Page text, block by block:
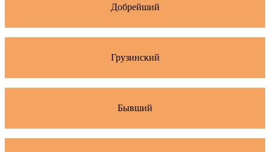
Добрейший
Грузинский
Бывший